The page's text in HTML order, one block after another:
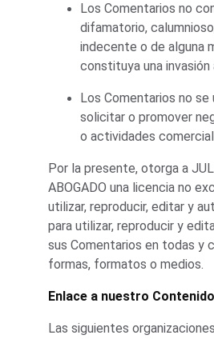
Los Comentarios no
difamatorio,
indecente o de alguna
constituya una invasión
Los Comentarios no se
solicitar o promover
o actividades
Por la presente, otorga a
ABOGADO una licencia no
utilizar, reproducir, editar y
para utilizar, reproducir y
sus Comentarios en todas y
formas, formatos o medios.
Enlace a nuestro
Las siguientes